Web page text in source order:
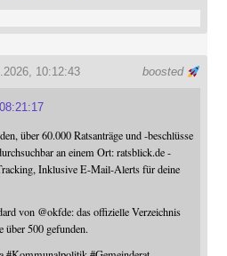
boosted
10:12:43
über 60.000 Ratsanträge und -beschlüsse
an einem Ort: ratsblick.de -
Inklusive E-Mail-Alerts für deine
von @okfde: das offizielle Verzeichnis
über 500 gefunden.